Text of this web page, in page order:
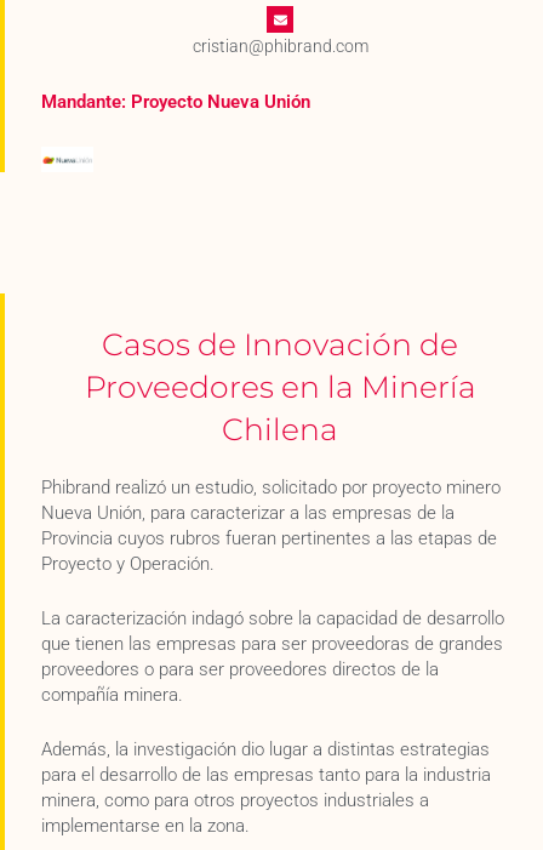
cristian@phibrand.com
Mandante: Proyecto Nueva Unión
Casos de Innovación de
Proveedores en la Minería
Chilena
Phibrand realizó un estudio, solicitado por proyecto minero
Nueva Unión, para caracterizar a las empresas de la
Provincia cuyos rubros fueran pertinentes a las etapas de
Proyecto y Operación.
La caracterización indagó sobre la capacidad de desarrollo
que tienen las empresas para ser proveedoras de grandes
proveedores o para ser proveedores directos de la
compañía minera.
Además, la investigación dio lugar a distintas estrategias
para el desarrollo de las empresas tanto para la industria
minera, como para otros proyectos industriales a
implementarse en la zona.